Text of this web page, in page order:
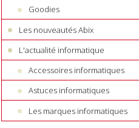
Goodies
Les nouveautés Abix
L'actualité informatique
Accessoires informatiques
Astuces informatiques
Les marques informatiques